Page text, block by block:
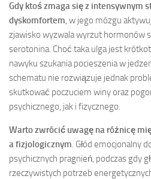
Gdy ktoś zmaga się z intensywnym
dyskomfortem , w jego mózgu
zjawisko wyzwala wyrzut hormonów
serotonina. Choć taka ulga jest
nawyku szukania pocieszenia w
schematu nie rozwiązuje jednak
skutkować poczuciem winy oraz
psychicznego, jak i fizycznego.
Warto zwrócić uwagę na różnicę
a fizjologicznym . Głód emocjonalny
psychicznych pragnień, podczas gdy
rzeczywistych potrzeb